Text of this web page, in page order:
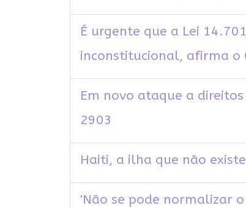
É urgente que a Lei
inconstitucional, afirma o
Em novo ataque a
2903
Haiti, a ilha que não
'Não se pode normalizar